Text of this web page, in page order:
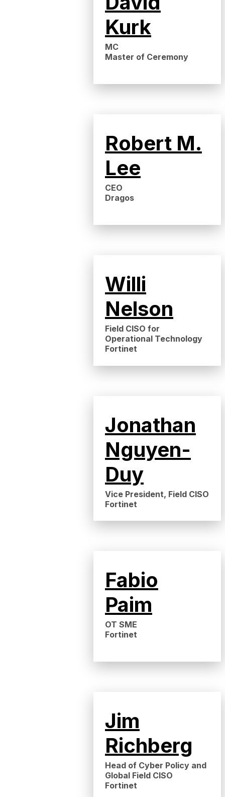
Kurk
MC
Master of Ceremony
Robert M.
Lee
CEO
Dragos
Willi
Nelson
Field CISO for
Operational Technology
Fortinet
Jonathan
Nguyen-
Duy
Vice President, Field CISO
Fortinet
Fabio
Paim
OT SME
Fortinet
Jim
Richberg
Head of Cyber Policy and
Global Field CISO
Fortinet